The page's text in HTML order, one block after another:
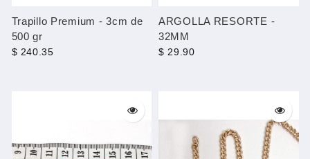
Trapillo Premium - 3cm de
500 gr
$ 240.35
ARGOLLA RESORTE -
32MM
$ 29.90